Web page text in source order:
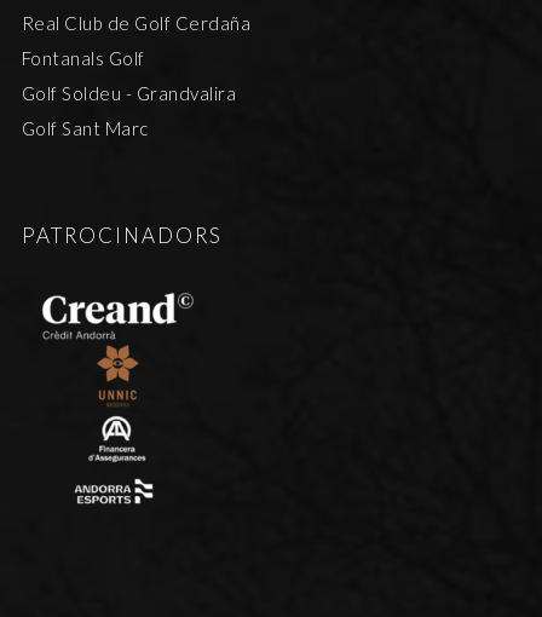
Real Club de Golf Cerdaña
Fontanals Golf
Golf Soldeu - Grandvalira
Golf Sant Marc
PATROCINADORS